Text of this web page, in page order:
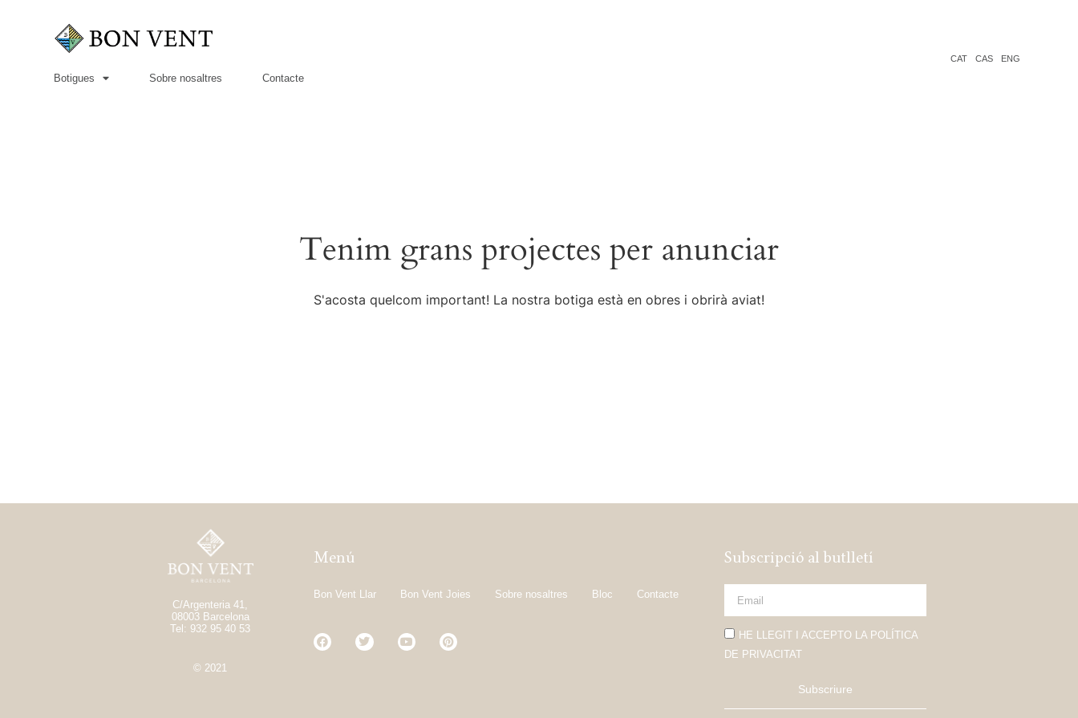
Botigues Sobre nosaltres Contacte
CAT CAS ENG
Tenim grans projectes per anunciar
S'acosta quelcom important! La nostra botiga està en obres i obrirà aviat!
C/Argenteria 41,
08003 Barcelona
Tel: 932 95 40 53
© 2021
Menú
Bon Vent Llar Bon Vent Joies Sobre nosaltres Bloc Contacte
Subscripció al butlletí
HE LLEGIT I ACCEPTO LA POLÍTICA
DE PRIVACITAT
Subscriure